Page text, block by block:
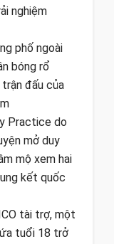
nghiệm
phố ngoài
bóng rổ
đấu của
Practice do
mở duy
mộ xem hai
kết quốc
tài trợ, một
tuổi 18 trở